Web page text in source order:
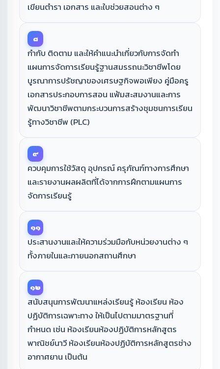
เขียนตำรา เอกสาร และใบช่วยสอนต่าง ๆ
๘
กำกับ ติดตาม และให้คำแนะนำเกี่ยวกับการจัดทำ
แผนการจัดการเรียนรู้ฐานสมรรถนะวิชาชีพโดย
บูรณาการปรัชญาของเศรษฐกิจพอเพียง คู่มือครู
เอกสารประกอบการสอน แฟ้มสะสมงานและการ
พัฒนาวิชาชีพตามกระบวนการสร้างชุมชนการเรียน
รู้ทางวิชาชีพ (PLC)
๙
ควบคุมการใช้วัสดุ อุปกรณ์ ครุภัณฑ์ทางการศึกษา
และรายงานผลผลิตที่ได้จากการฝึกตามแผนการ
จัดการเรียนรู้
๑๑
ประสานงานและให้ความร่วมมือกับหน่วยงานต่าง ๆ
ทั้งภายในและภายนอกสถานศึกษา
๑๒
สนับสนุนการพัฒนาแหล่งเรียนรู้ ห้องเรียน ห้อง
ปฏิบัติการเฉพาะทาง ให้เป็นไปตามมาตรฐานที่
กำหนด เช่น ห้องเรียนห้องปฏิบัติการหลักสูตร
พาณิชย์นาวี ห้องเรียนห้องปฏิบัติการหลักสูตรช่าง
อากาศยาน เป็นต้น